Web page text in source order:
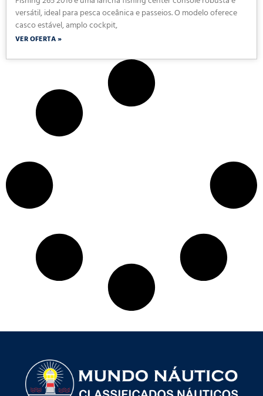
versátil, ideal para pesca oceânica e passeios. O modelo oferece
casco estável, amplo cockpit,
VER OFERTA »